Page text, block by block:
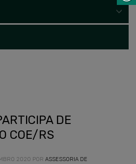
DE
COE/RS
2020 POR ASSESSORIA DE